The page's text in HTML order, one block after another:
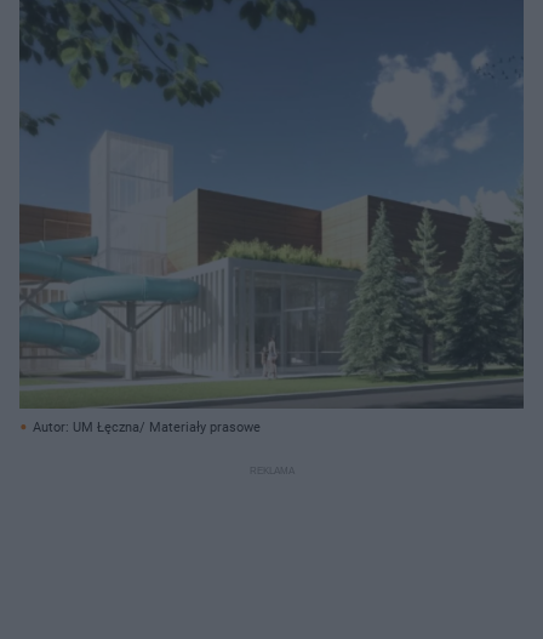
Autor: UM Łęczna/ Materiały prasowe